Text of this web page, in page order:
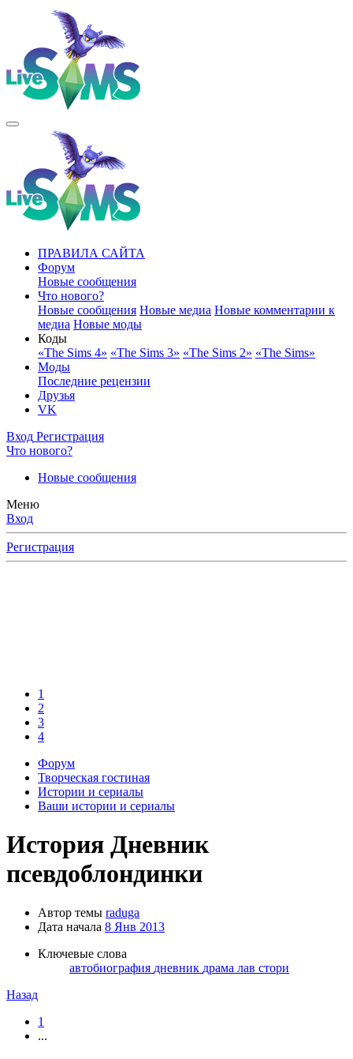
ПРАВИЛА САЙТА
Форум
Новые сообщения
Что нового?
Новые сообщения Новые медиа Новые комментарии к
медиа Новые моды
Коды
«The Sims 4» «The Sims 3» «The Sims 2» «The Sims»
Моды
Последние рецензии
Друзья
VK
Вход Регистрация
Что нового?
Новые сообщения
Меню
Вход
Регистрация
1
2
3
4
Форум
Творческая гостиная
Истории и сериалы
Ваши истории и сериалы
История Дневник
псевдоблондинки
Автор темы raduga
Дата начала 8 Янв 2013
Ключевые слова
автобиография дневник драма лав стори
Назад
1
...